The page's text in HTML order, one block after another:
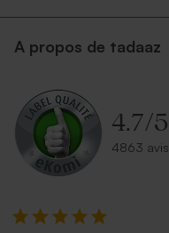
A propos de tadaaz
4.7/5
4863 avis